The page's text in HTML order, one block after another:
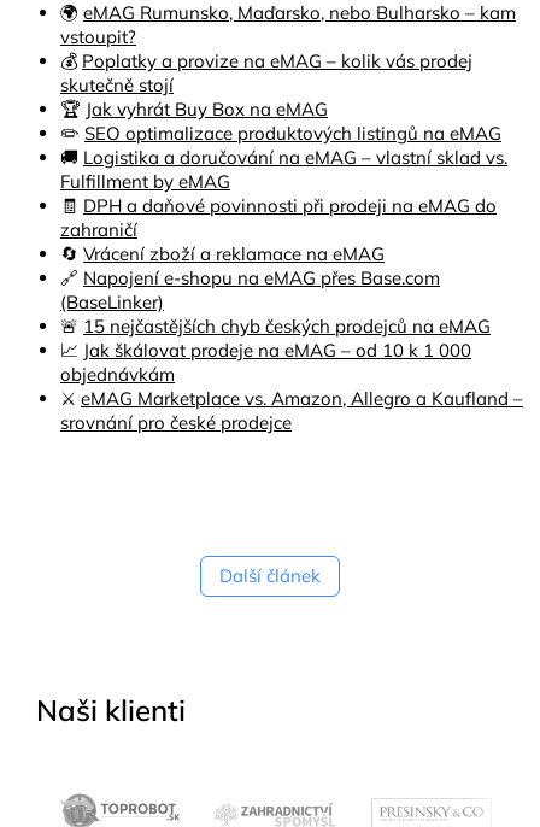
🌍 eMAG Rumunsko, Maďarsko, nebo Bulharsko – kam
vstoupit?
💰 Poplatky a provize na eMAG – kolik vás prodej
skutečně stojí
🏆 Jak vyhrát Buy Box na eMAG
✏️ SEO optimalizace produktových listingů na eMAG
🚚 Logistika a doručování na eMAG – vlastní sklad vs.
Fulfillment by eMAG
🧾 DPH a daňové povinnosti při prodeji na eMAG do
zahraničí
🔄 Vrácení zboží a reklamace na eMAG
🔗 Napojení e-shopu na eMAG přes Base.com
(BaseLinker)
🚨 15 nejčastějších chyb českých prodejců na eMAG
📈 Jak škálovat prodeje na eMAG – od 10 k 1 000
objednávkám
⚔️ eMAG Marketplace vs. Amazon, Allegro a Kaufland –
srovnání pro české prodejce
Další článek
Naši klienti